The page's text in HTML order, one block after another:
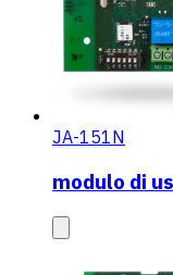
JA-151N
modulo di